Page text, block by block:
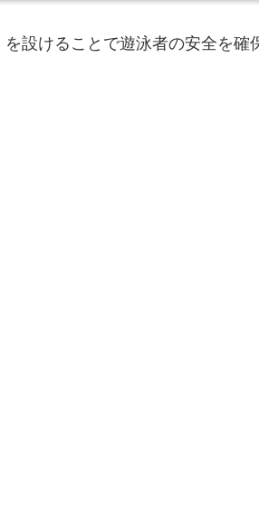
設けることで遊泳者の安全を確